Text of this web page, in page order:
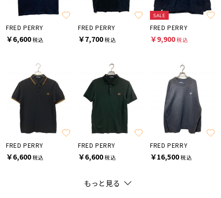
FRED PERRY
￥6,600税込
FRED PERRY
￥7,700税込
SALE
FRED PERRY
￥9,900税込
FRED PERRY
￥6,600税込
FRED PERRY
￥6,600税込
FRED PERRY
￥16,500税込
もっと見る